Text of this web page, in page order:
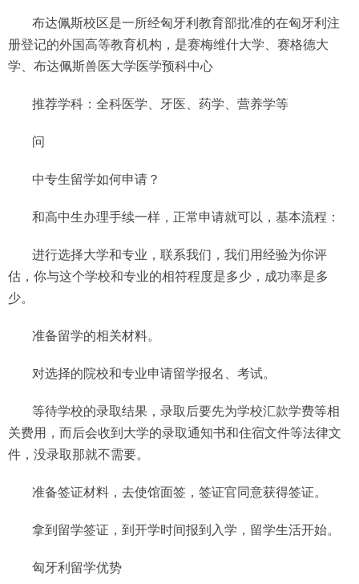
布达佩斯校区是一所经匈牙利教育部批准的在匈牙利注
册登记的外国高等教育机构，是赛梅维什大学、赛格德大
学、布达佩斯兽医大学医学预科中心
推荐学科：全科医学、牙医、药学、营养学等
问
中专生留学如何申请？
和高中生办理手续一样，正常申请就可以，基本流程：
进行选择大学和专业，联系我们，我们用经验为你评
估，你与这个学校和专业的相符程度是多少，成功率是多
少。
准备留学的相关材料。
对选择的院校和专业申请留学报名、考试。
等待学校的录取结果，录取后要先为学校汇款学费等相
关费用，而后会收到大学的录取通知书和住宿文件等法律文
件，没录取那就不需要。
准备签证材料，去使馆面签，签证官同意获得签证。
拿到留学签证，到开学时间报到入学，留学生活开始。
匈牙利留学优势